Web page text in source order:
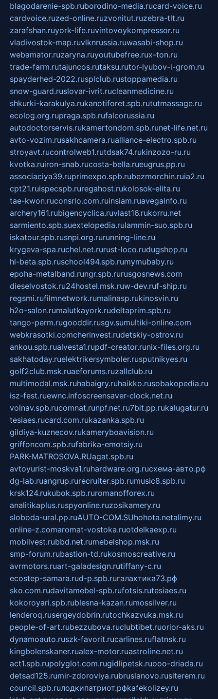
blagodarenie-spb.ruborodino-media.rucard-voice.ru
cardvoice.ruzed-online.ruzvonitut.ruzebra-tlt.ru
zarafshan.ruyork-life.ruvintovoykompressor.ru
vladivostok-map.ruvlknrussia.ruwasabi-shop.ru
webamator.ruzaryna.ruyoutubefree.rux-ton.ru
trade-farm.rutajuncos.rutaksu.rutor-lyubov-i-grom.ru
spayderhed-2022.rusplclub.rustoppamedia.ru
snow-guard.ruslovar-ivrit.rucleanmedicine.ru
shkurki-karakulya.rukanotiforet.spb.rututmassage.ru
ecolog.org.rupraga.spb.rufalcorussia.ru
autodoctorservis.rukamertondom.spb.runet-life.net.ru
avto-vozim.rusakhcamera.rualliance-electro.spb.ru
stroyavt.rucontrolweb1.rutdsak74.rukinzozo-ru.ru
kvotka.ruiron-snab.rucosta-bella.rueugrus.pp.ru
associaciya39.ruprimexpo.spb.rubezmorchin.ruia2.ru
cpt21.ruispecspb.ruregahost.rukolosok-elita.ru
tae-kwon.ruconsrio.com.ruinsiam.ruavegainfo.ru
archery161.rubigencyclica.ruvlast16.rukorru.net
sarmiento.spb.suextelopedia.rulammin-suo.spb.ru
iskatour.spb.rusnpi.org.rurunning-line.ru
krygeva-spa.ruchel.net.rurust-loco.rudugshop.ru
hl-beta.spb.ruschool494.spb.rumymubaby.ru
epoha-metalband.rungr.spb.rurusgosnews.com
dieselvostok.ru24hostel.msk.ruw-dev.ruf-ship.ru
regsmi.rufilmnetwork.rumalinasp.rukinosvin.ru
h2o-salon.rumalutkayork.rudeltaprim.spb.ru
tango-perm.rugooddir.rusgv.sumultiki-online.com
webkrasotki.comcherinvest.rudetskiy-ostrov.ru
ankou.spb.rualvesta1.rupdf-creator.runix-files.org.ru
sakhatoday.ruelektrikersymboler.rusputnikyes.ru
golf2club.msk.ruaeforums.ruzallclub.ru
multimodal.msk.ruhabaigry.ruhaikko.rusobakopedia.ru
isz-fest.ruewnc.infoscreensaver-clock.net.ru
volnav.spb.rucomnat.runpf.net.ru7bit.pp.rukalugatur.ru
tesiaes.rucard.com.rukazanka.spb.ru
gildiya-kuznecov.rukameryboavision.ru
griffoncom.spb.rufabrika-emotsiy.ru
PARK-MATROSOVA.RUagat.spb.ru
avtoyurist-moskva1.ruhardware.org.ruсхема-авто.рф
dg-lab.ruangrup.rurecruiter.spb.rumusic8.spb.ru
krsk124.rukubok.spb.ruromanofforex.ru
analitikaplus.ruspyonline.ruzosikamery.ru
sloboda-ural.pp.ruAUTO-COM.SUhohota.netalimy.ru
online-z.comaromat-vostoka.ruotdelkaexp.ru
mobilvest.rubbd.net.rumebelshop.msk.ru
smp-forum.rubastion-td.rukosmoscreative.ru
avrmotors.ruart-galadesign.rutiffany-c.ru
ecostep-samara.rud-p.spb.ruгалактика73.рф
sko.com.rudavitamebel-spb.rufotsis.rutesiaes.ru
kokoroyari.spb.rublesna-kazan.rumossilver.ru
lenderoq.rusergeydobrin.rutochkazvuka.msk.ru
people-of-art.rubezzubova.ruclubtibet.ruorior-aks.ru
dynamoauto.ruszk-favorit.rucarlines.ruflatnsk.ru
kingbolenskaner.rualex-motor.ruastroline.net.ru
act1.spb.rupolyglot.com.rugidlipetsk.ruooo-driada.ru
detsad125.rumir-zdoroviya.rubruslanovo.rusiterem.ru
council.spb.ruлодкипатриот.рфkafekolizey.ru